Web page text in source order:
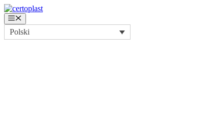
Przejdź
do
treści
Menu
Polski